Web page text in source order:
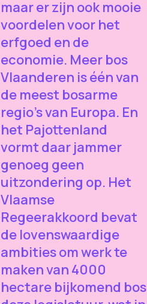
maar er zijn ook mooie
voordelen voor het
erfgoed en de
economie. Meer bos
Vlaanderen is één van
de meest bosarme
regio’s van Europa. En
het Pajottenland
vormt daar jammer
genoeg geen
uitzondering op. Het
Vlaamse
Regeerakkoord bevat
de lovenswaardige
ambities om werk te
maken van 4000
hectare bijkomend bos